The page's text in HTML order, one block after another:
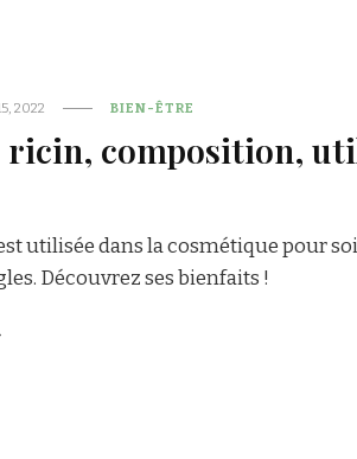
2022 BIEN-ÊTRE
ricin, composition,
utilisée dans la cosmétique pour
Découvrez ses bienfaits !